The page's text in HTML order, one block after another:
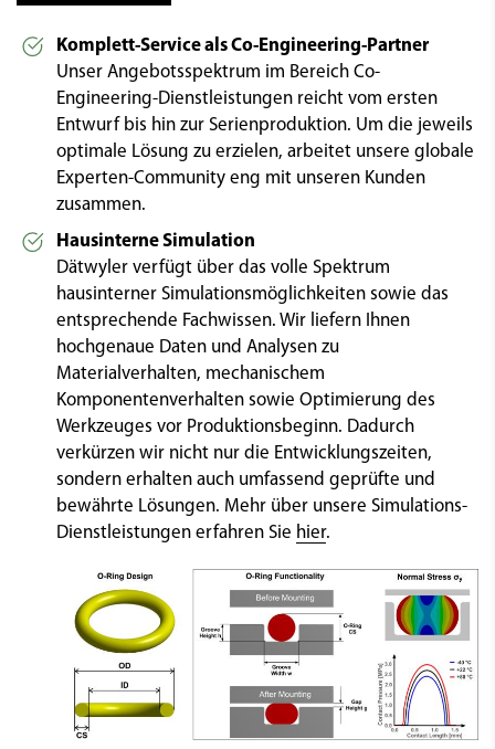
Komplett-Service als Co-Engineering-Partner
Unser Angebotsspektrum im Bereich Co-
Engineering-Dienstleistungen reicht vom ersten
Entwurf bis hin zur Serienproduktion. Um die jeweils
optimale Lösung zu erzielen, arbeitet unsere globale
Experten-Community eng mit unseren Kunden
zusammen.
Hausinterne Simulation
Dätwyler verfügt über das volle Spektrum
hausinterner Simulationsmöglichkeiten sowie das
entsprechende Fachwissen. Wir liefern Ihnen
hochgenaue Daten und Analysen zu
Materialverhalten, mechanischem
Komponentenverhalten sowie Optimierung des
Werkzeuges vor Produktionsbeginn. Dadurch
verkürzen wir nicht nur die Entwicklungszeiten,
sondern erhalten auch umfassend geprüfte und
bewährte Lösungen. Mehr über unsere Simulations-
Dienstleistungen erfahren Sie hier.